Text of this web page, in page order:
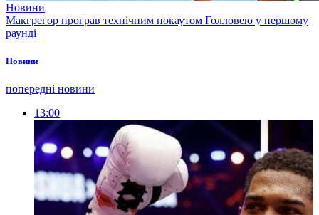
Новини
Макгрегор програв технічним нокаутом Голловею у першому
раунді
Новини
попередні новини
13:00